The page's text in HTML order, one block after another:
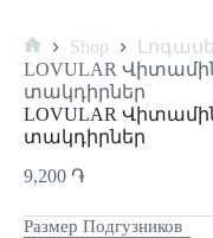
Shop
LOVULAR
տակդիրներ
LOVULAR
տակդիրներ
9,200 ֏
Размер Подгузников